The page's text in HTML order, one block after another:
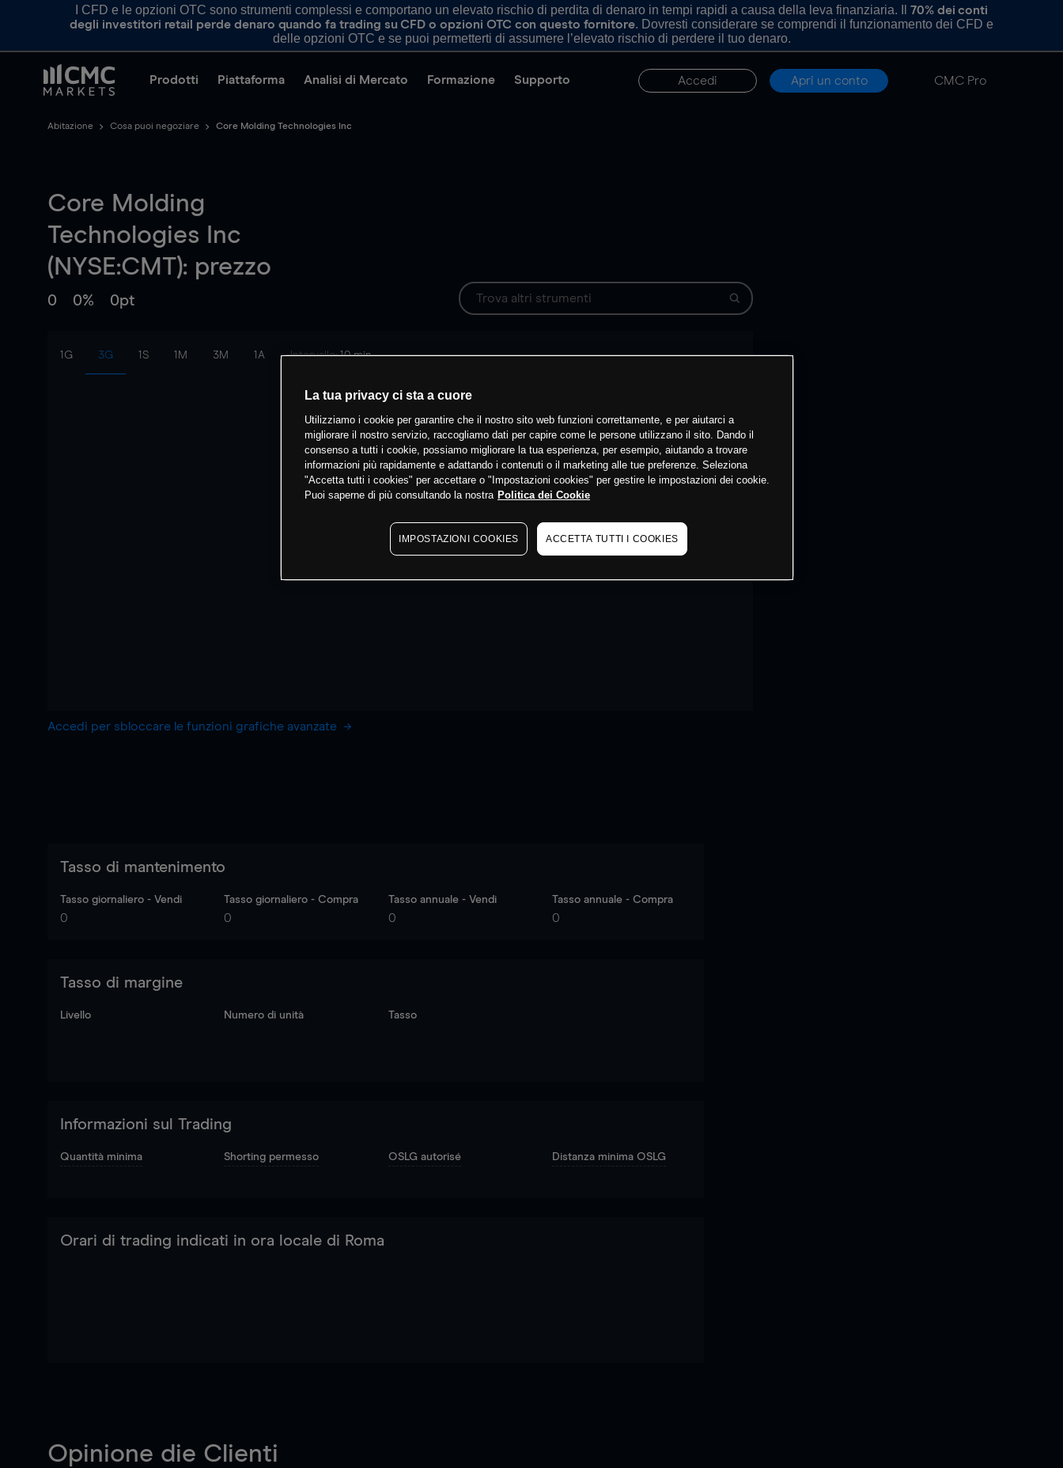
I CFD e le opzioni OTC sono strumenti complessi e comportano un elevato rischio di perdita di denaro in tempi rapidi a causa della leva finanziaria. Il 70% dei conti
degli investitori retail perde denaro quando fa trading su CFD o opzioni OTC con questo fornitore. Dovresti considerare se comprendi il funzionamento dei CFD e
delle opzioni OTC e se puoi permetterti di assumere l’elevato rischio di perdere il tuo denaro.
Prodotti Piattaforma Analisi di Mercato Formazione Supporto Accedi Apri un conto CMC Pro
Abitazione Cosa puoi negoziare Core Molding Technologies Inc
Core Molding
Technologies Inc
(NYSE:CMT): prezzo
0 0% 0pt
1G 3G 1S 1M 3M 1A Intervallo:10 min
Accedi per sbloccare le funzioni grafiche avanzate
Tasso di mantenimento
Tasso giornaliero - Vendi
0
Tasso giornaliero - Compra
0
Tasso annuale - Vendi
0
Tasso annuale - Compra
0
Tasso di margine
Livello Numero di unità Tasso
Informazioni sul Trading
Quantità minima Shorting permesso OSLG autorisé Distanza minima OSLG
Orari di trading indicati in ora locale di Roma
Opinione die Clienti
La tua privacy ci sta a cuore
Utilizziamo i cookie per garantire che il nostro sito web funzioni correttamente, e per aiutarci a
migliorare il nostro servizio, raccogliamo dati per capire come le persone utilizzano il sito. Dando il
consenso a tutti i cookie, possiamo migliorare la tua esperienza, per esempio, aiutando a trovare
informazioni più rapidamente e adattando i contenuti o il marketing alle tue preferenze. Seleziona
"Accetta tutti i cookies" per accettare o "Impostazioni cookies" per gestire le impostazioni dei cookie.
Puoi saperne di più consultando la nostra Politica dei Cookie
IMPOSTAZIONI COOKIES ACCETTA TUTTI I COOKIES